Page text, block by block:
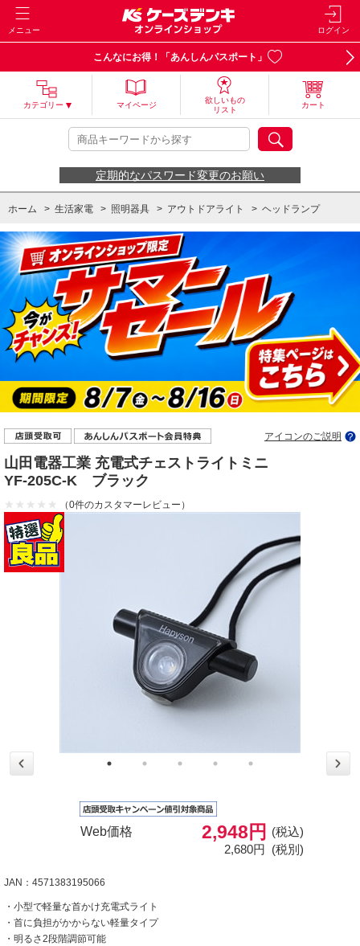
メニュー ログイン
こんなにお得！「あんしんパスポート」
カテゴリー マイページ
欲しいもの
リスト
カート
定期的なパスワード変更のお願い
ホーム > 生活家電 > 照明器具 > アウトドアライト > ヘッドランプ
ホーム > 生活家電 > 防犯･防災用品 >
アイコンのご説明
山田電器工業 充電式チェストライトミニ
YF-205C-K ブラック
（0件のカスタマーレビュー）
Web価格 2,948円
(税込)
2,680円 (税別)
JAN：4571383195066
・小型で軽量な首かけ充電式ライト
・首に負担がかからない軽量タイプ
・明るさ2段階調節可能